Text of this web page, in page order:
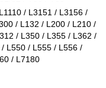
/ L3151 / L3156 /
/ L132 / L200 / L210 /
/ L350 / L355 / L362 /
L550 / L555 / L556 /
/ L7180